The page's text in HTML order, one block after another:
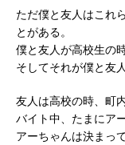
ただ僕と友人はこれ
とがある。
僕と友人が高校生の
そしてそれが僕と友
友人は高校の時、町
バイト中、たまにア
アーちゃんは決まっ